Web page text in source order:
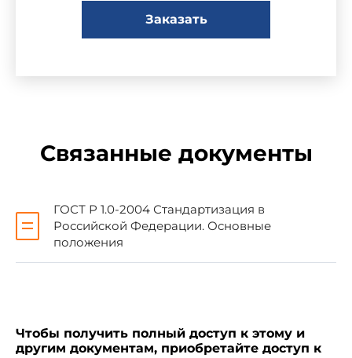
стандартизации и сертификации "Лот" ФГУП
3 УТВЕРЖДЕН И ВВЕДЕН В ДЕЙСТВИЕ
4 Настоящий стандарт идентичен
международному стандарту ИСО 4143:1981
Заказать
Связанные документы
ГОСТ Р 1.0-2004 Стандартизация в
Российской Федерации. Основные
положения
Чтобы получить полный доступ к этому и
другим документам, приобретайте доступ к